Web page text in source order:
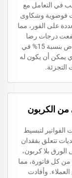
في التعامل مع
فوضوية وشكاوى
على الفور، مما
درجات رضا
العملاء بنسبة 25%، وأبلغت السلسلة عن انخفاض بنسبة 15% في
يمكن أن يكون له
التجزئة.
من الكربون
لتبسيط
تتعلق بفقدان
الورق بلا كربون،
كل فاتورة، مما
وأفادت